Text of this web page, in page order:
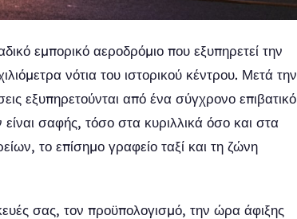
εμπορικό αεροδρόμιο που εξυπηρετεί την
νότια του ιστορικού κέντρου. Μετά την
εξυπηρετούνται από ένα σύγχρονο επιβατικό
σαφής, τόσο στα κυριλλικά όσο και στα
το επίσημο γραφείο ταξί και τη ζώνη
σας, τον προϋπολογισμό, την ώρα άφιξης